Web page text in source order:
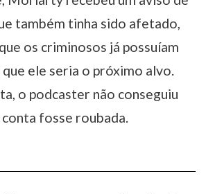
também tinha sido afetado,
os criminosos já possuíam
que ele seria o próximo alvo.
o podcaster não conseguiu
fosse roubada.